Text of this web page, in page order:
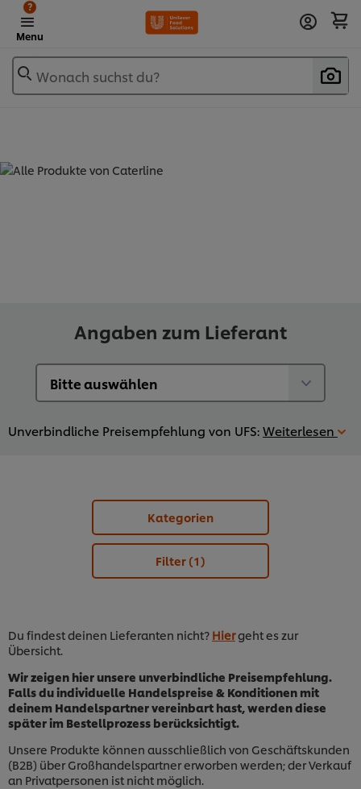
Menu
?
Wonach suchst du?
Angaben zum Lieferant
Unverbindliche Preisempfehlung von UFS:Weiterlesen
Kategorien
Filter (1)
Du findest deinen Lieferanten nicht? Hiergeht es zur
Übersicht.
Wir zeigen hier unsere unverbindliche Preisempfehlung.
Falls du individuelle Handelspreise & Konditionen mit
deinem Handelspartner vereinbart hast, werden diese
später im Bestellprozess berücksichtigt.
Unsere Produkte können ausschließlich von Geschäftskunden
(B2B) über Großhandelspartner erworben werden; der Verkauf
an Privatpersonen ist nicht möglich.